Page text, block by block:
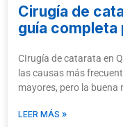
Cirugía de
guía completa
CIrugía de catarata en
las causas más
mayores, pero la buena
LEER MÁS »